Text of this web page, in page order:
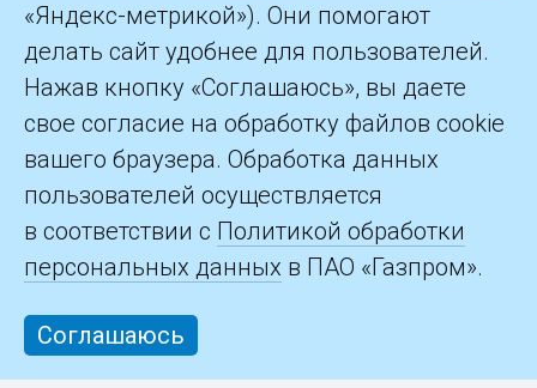
©2026 Арбитражный центр при АНО НИРА ТЭК
195112 Санкт-Петербург, Малоохтинский проспект, дом 45,
литера А, помещения 802, 803
+7 (812) 609-73-42,arbitration@niratec.ru
«Яндекс-метрикой»). Они помогают
делать сайт удобнее для пользователей.
Нажав кнопку «Соглашаюсь», вы даете
свое согласие на обработку файлов cookie
вашего браузера. Обработка данных
пользователей осуществляется
в соответствии с Политикой обработки
персональных данных в ПАО «Газпром».
Соглашаюсь